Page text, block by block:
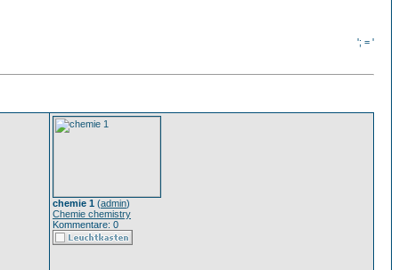
'; = '
chemie 1 (admin)
Chemie chemistry
Kommentare: 0